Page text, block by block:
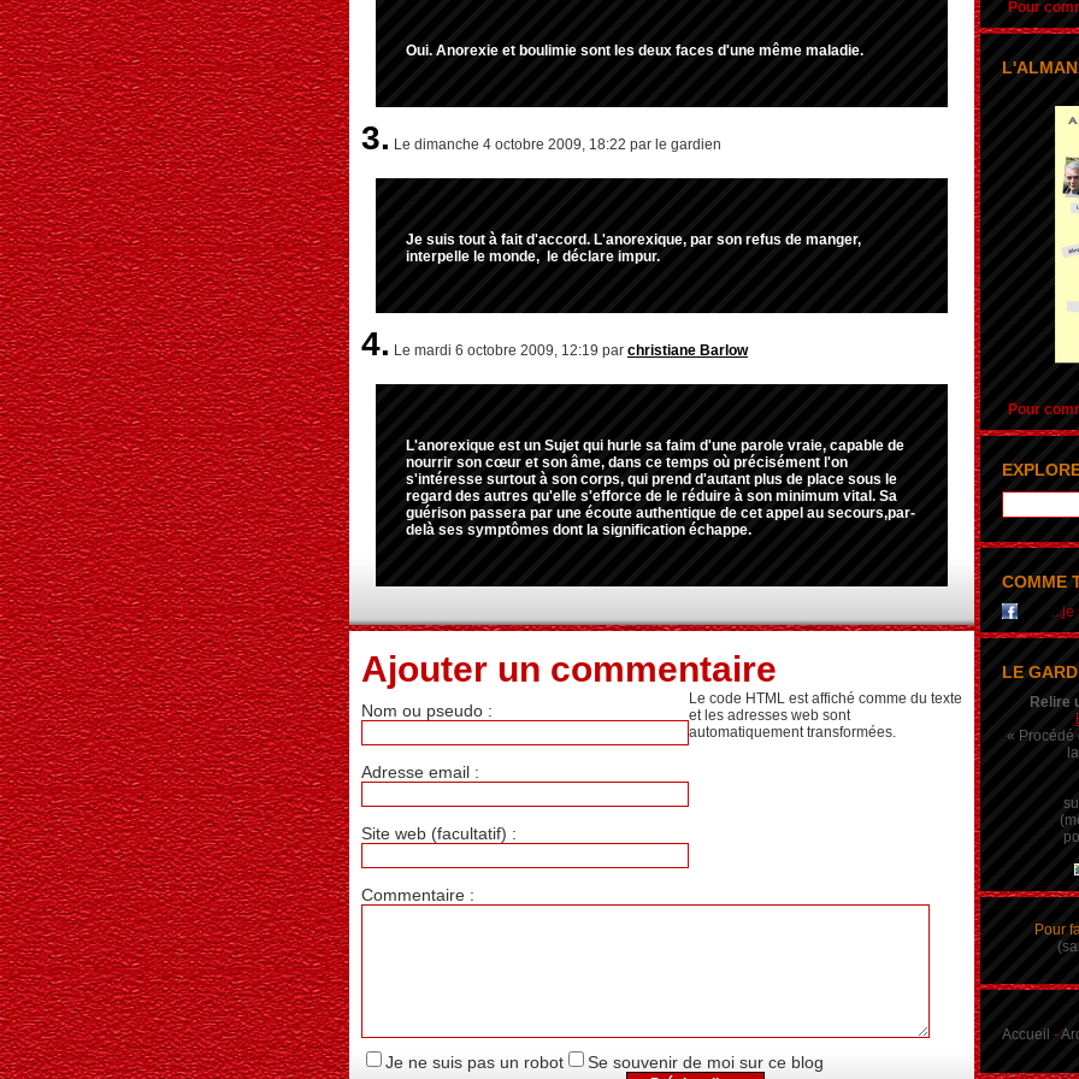
Oui. Anorexie et boulimie sont les deux faces d'une même maladie.
3. Le dimanche 4 octobre 2009, 18:22 par le gardien
Je suis tout à fait d'accord. L'anorexique, par son refus de manger,
interpelle le monde, le déclare impur.
4. Le mardi 6 octobre 2009, 12:19 par christiane Barlow
L'anorexique est un Sujet qui hurle sa faim d'une parole vraie, capable de
nourrir son cœur et son âme, dans ce temps où précisément l'on
s'intéresse surtout à son corps, qui prend d'autant plus de place sous le
regard des autres qu'elle s'efforce de le réduire à son minimum vital. Sa
guérison passera par une écoute authentique de cet appel au secours,par-
delà ses symptômes dont la signification échappe.
Ajouter un commentaire
Nom ou pseudo :
Adresse email :
Site web (facultatif) :
Commentaire :
Le code HTML est affiché comme du texte
et les adresses web sont
automatiquement transformées.
Je ne suis pas un robot Se souvenir de moi sur ce blog
Pour
Pour
COMME
...je
LE
Relire
« Procédé
Pour
Accueil -